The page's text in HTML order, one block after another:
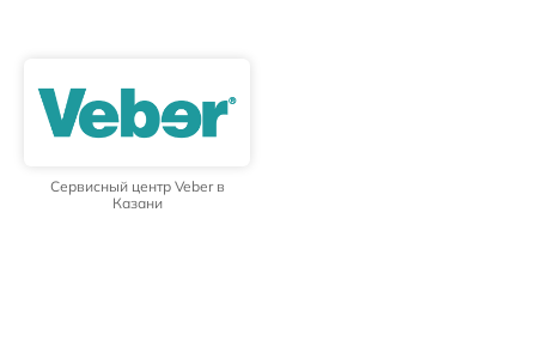
Сервисный центр Veber в
Казани